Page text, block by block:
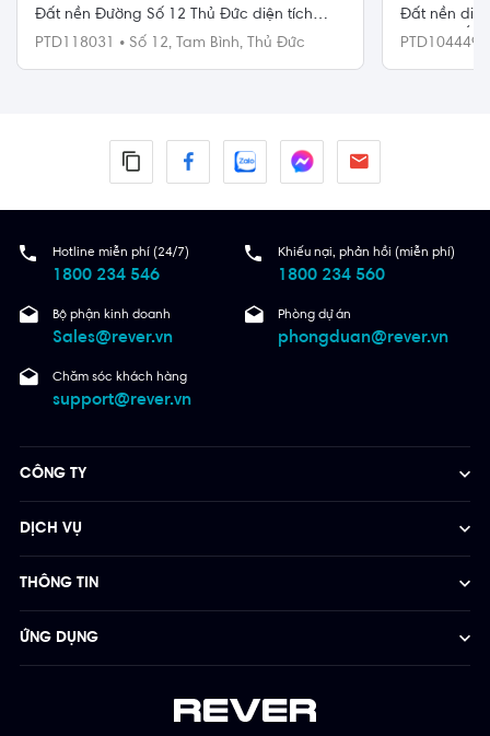
Đất nền Đường Số 12 Thủ Đức diện tích
52m² hướng đông pháp lý sổ hồng
PTD118031 • Số 12, Tam Bình, Thủ Đức
Đất nền
đường SỐ 2
PTD104449
Hotline miễn phí (24/7)
1800 234 546
Khiếu nại, phản hồi (miễn phí)
1800 234 560
Bộ phận kinh doanh
Sales@rever.vn
Phòng dự án
phongduan@rever.vn
Chăm sóc khách hàng
support@rever.vn
CÔNG TY
DỊCH VỤ
THÔNG TIN
ỨNG DỤNG